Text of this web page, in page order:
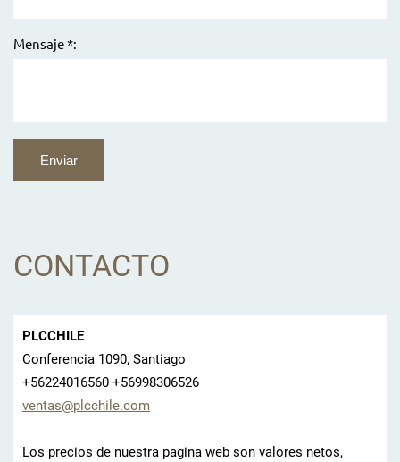
Mensaje *:
CONTACTO
PLCCHILE
Conferencia 1090, Santiago
+56224016560 +56998306526
ventas@plcchile.com
Los precios de nuestra pagina web son valores netos,